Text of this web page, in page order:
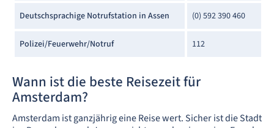
Deutschsprachige Notrufstation in Assen (0) 592 390 460
Polizei/Feuerwehr/Notruf 112
Wann ist die beste Reisezeit für
Amsterdam?
Amsterdam ist ganzjährig eine Reise wert. Sicher ist die Stadt